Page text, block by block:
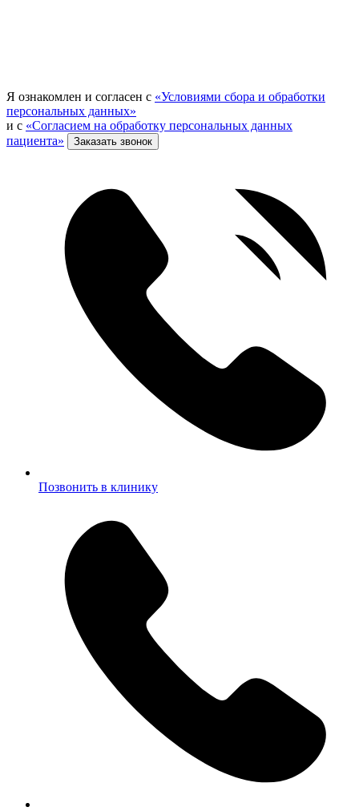
Я ознакомлен и согласен с «Условиями сбора и обработки
персональных данных»
и с «Согласием на обработку персональных данных
пациента»
Заказать звонок
Позвонить в клинику